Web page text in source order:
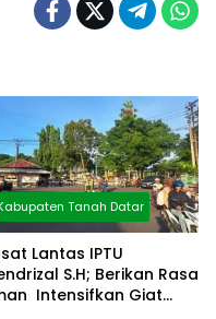
Tanah Datar
Lantas IPTU
S.H; Berikan Rasa
Intensifkan Giat